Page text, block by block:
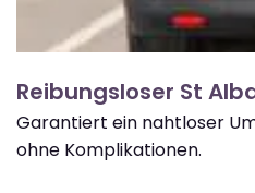
Reibungsloser St
Garantiert ein nahtloser
ohne Komplikationen.